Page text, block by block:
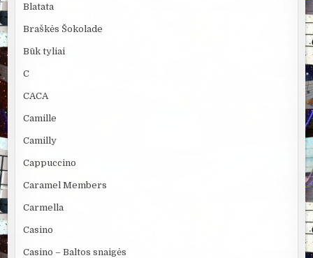
Blatata
Braškės Šokolade
Būk tyliai
C
CACA
Camille
Camilly
Cappuccino
Caramel Members
Carmella
Casino
Casino – Baltos snaigės